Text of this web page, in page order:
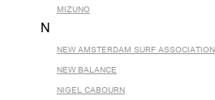
MIZUNO
N
NEW AMSTERDAM SURF ASSOCIATION
NEW BALANCE
NIGEL CABOURN